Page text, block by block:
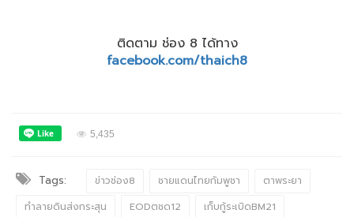
ติดตาม ช่อง 8 ได้ทาง
facebook.com/thaich8
5,435
Tags: ข่าวช่อง8 ชายแดนไทยกัมพูชา
ตาพระยา
ทำลายดินส่งกระสุน
EODตชด12 เก็บกู้ระเบิดBM21